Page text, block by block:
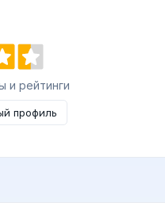
и рейтинги
профиль